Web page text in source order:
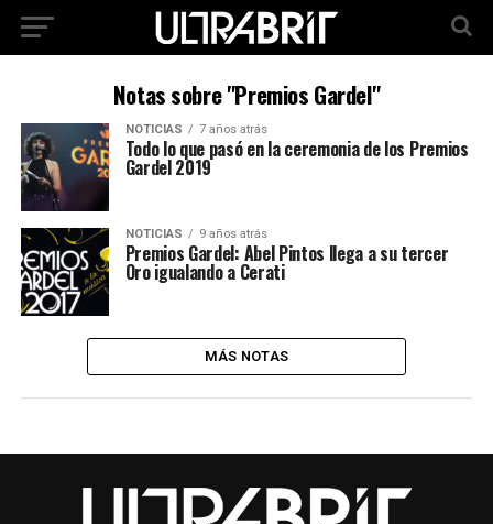
Notas sobre "Premios Gardel"
NOTICIAS 7 años atrás
Todo lo que pasó en la ceremonia de los Premios
Gardel 2019
NOTICIAS 9 años atrás
Premios Gardel: Abel Pintos llega a su tercer
Oro igualando a Cerati
MÁS NOTAS